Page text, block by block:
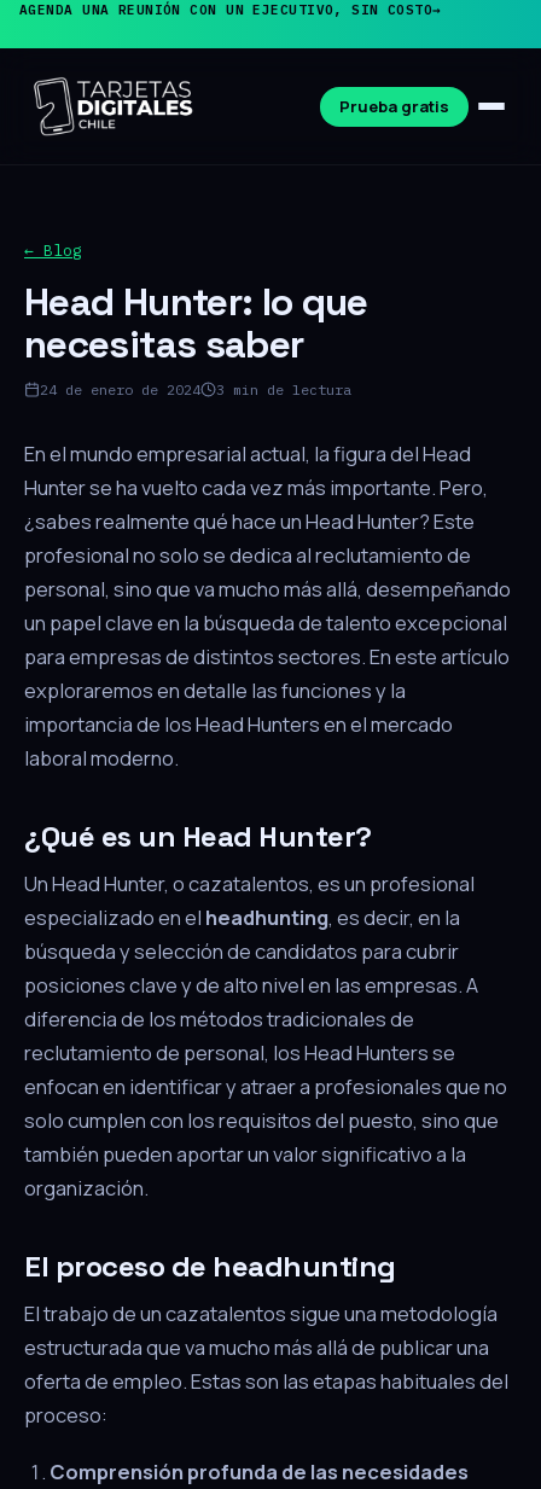
AGENDA UNA REUNIÓN CON UN EJECUTIVO, SIN COSTO→
Prueba gratis
← Blog
Head Hunter: lo que
necesitas saber
24 de enero de 2024 3 min de lectura
En el mundo empresarial actual, la figura del Head
Hunter se ha vuelto cada vez más importante. Pero,
¿sabes realmente qué hace un Head Hunter? Este
profesional no solo se dedica al reclutamiento de
personal, sino que va mucho más allá, desempeñando
un papel clave en la búsqueda de talento excepcional
para empresas de distintos sectores. En este artículo
exploraremos en detalle las funciones y la
importancia de los Head Hunters en el mercado
laboral moderno.
¿Qué es un Head Hunter?
Un Head Hunter, o cazatalentos, es un profesional
especializado en el headhunting, es decir, en la
búsqueda y selección de candidatos para cubrir
posiciones clave y de alto nivel en las empresas. A
diferencia de los métodos tradicionales de
reclutamiento de personal, los Head Hunters se
enfocan en identificar y atraer a profesionales que no
solo cumplen con los requisitos del puesto, sino que
también pueden aportar un valor significativo a la
organización.
El proceso de headhunting
El trabajo de un cazatalentos sigue una metodología
estructurada que va mucho más allá de publicar una
oferta de empleo. Estas son las etapas habituales del
proceso:
Comprensión profunda de las necesidades